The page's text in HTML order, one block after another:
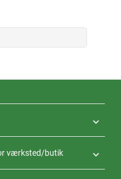


værksted/butik